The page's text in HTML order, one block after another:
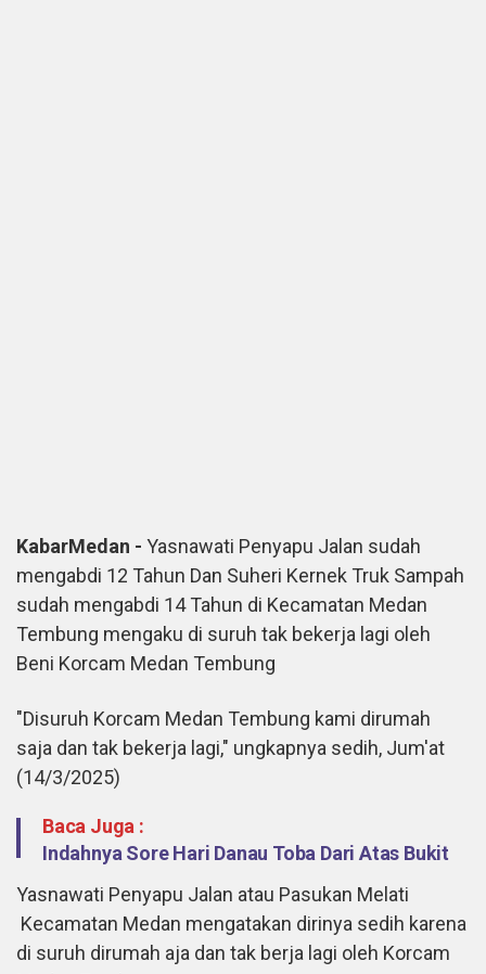
KabarMedan - Yasnawati Penyapu Jalan sudah
mengabdi 12 Tahun Dan Suheri Kernek Truk Sampah
sudah mengabdi 14 Tahun di Kecamatan Medan
Tembung mengaku di suruh tak bekerja lagi oleh
Beni Korcam Medan Tembung
"Disuruh Korcam Medan Tembung kami dirumah
saja dan tak bekerja lagi," ungkapnya sedih, Jum'at
(14/3/2025)
Baca Juga :
Indahnya Sore Hari Danau Toba Dari Atas Bukit
Yasnawati Penyapu Jalan atau Pasukan Melati
Kecamatan Medan mengatakan dirinya sedih karena
di suruh dirumah aja dan tak berja lagi oleh Korcam